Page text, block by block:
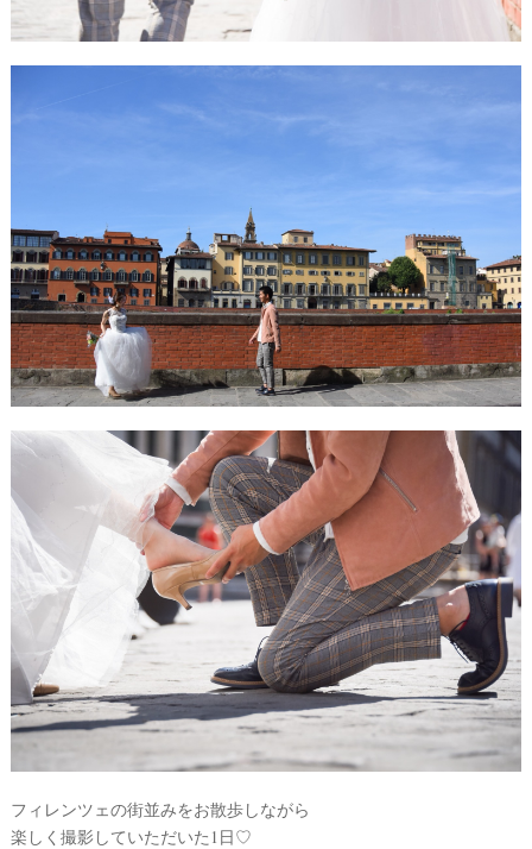
フィレンツェの街並みをお散歩しながら
楽しく撮影していただいた1日♡